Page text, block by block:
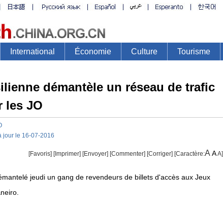
démantèle un réseau de trafic
les JO
le 16-07-2016
[Favoris] [Imprimer] [Envoyer] [Commenter] [Corriger] [Caractère:A AA]
jeudi un gang de revendeurs de billets d'accès aux Jeux